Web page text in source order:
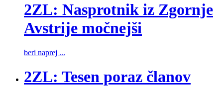
2ZL: Nasprotnik iz Zgornje
Avstrije močnejši
beri naprej ...
2ZL: Tesen poraz članov